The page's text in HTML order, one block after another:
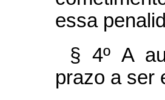
essa
§ 4º A
prazo a ser